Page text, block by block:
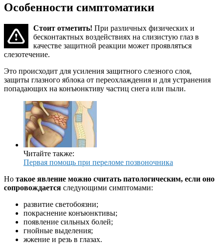
Особенности симптоматики
Стоит отметить! При различных физических и
бесконтактных воздействиях на слизистую глаз в
качестве защитной реакции может проявляться
слезотечение.
Это происходит для усиления защитного слезного слоя,
защиты глазного яблока от переохлаждения и для устранения
попадающих на конъюнктиву частиц снега или пыли.
Читайте также:
Первая помощь при переломе позвоночника
Но такое явление можно считать патологическим, если оно
сопровождается следующими симптомами:
развитие светобоязни;
покраснение конъюнктивы;
появление сильных болей;
гнойные выделения;
жжение и резь в глазах.